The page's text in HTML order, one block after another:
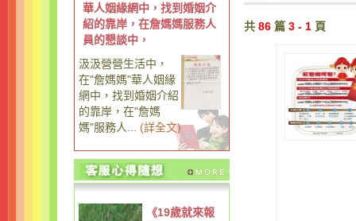
華人姻緣網中，找到婚姻介
紹的靠岸，在詹媽媽服務人
員的懇談中，
汲汲營營生活中，
在"詹媽媽"華人姻緣
網中，找到婚姻介紹
的靠岸，在"詹媽
媽"服務人...
(詳全文)
《19歲就來報
共 86 篇 3 - 1 頁